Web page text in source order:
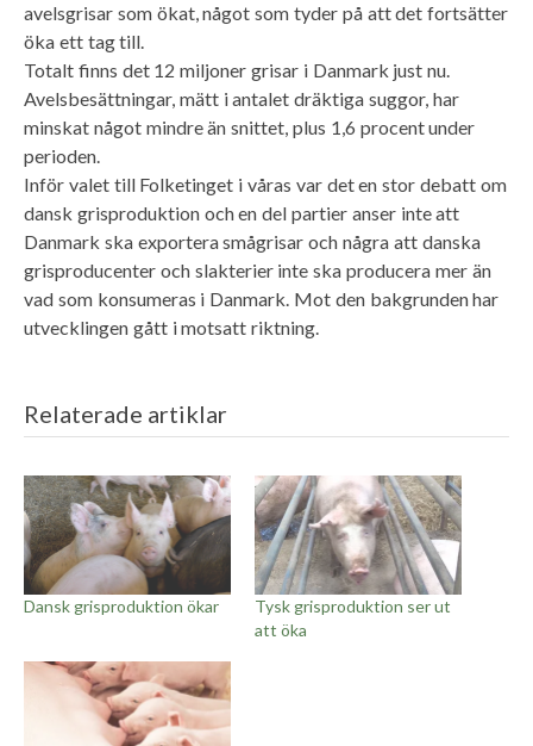
avelsgrisar som ökat, något som tyder på att det fortsätter
öka ett tag till.
Totalt finns det 12 miljoner grisar i Danmark just nu.
Avelsbesättningar, mätt i antalet dräktiga suggor, har
minskat något mindre än snittet, plus 1,6 procent under
perioden.
Inför valet till Folketinget i våras var det en stor debatt om
dansk grisproduktion och en del partier anser inte att
Danmark ska exportera smågrisar och några att danska
grisproducenter och slakterier inte ska producera mer än
vad som konsumeras i Danmark. Mot den bakgrunden har
utvecklingen gått i motsatt riktning.
Relaterade artiklar
Dansk grisproduktion ökar
Tysk grisproduktion ser ut
att öka